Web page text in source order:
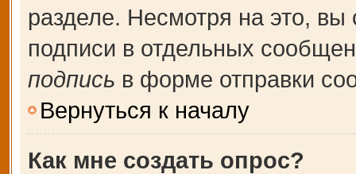
разделе. Несмотря на это,
подписи в отдельных
подпись в форме отправки
Вернуться к началу
Как мне создать опрос?